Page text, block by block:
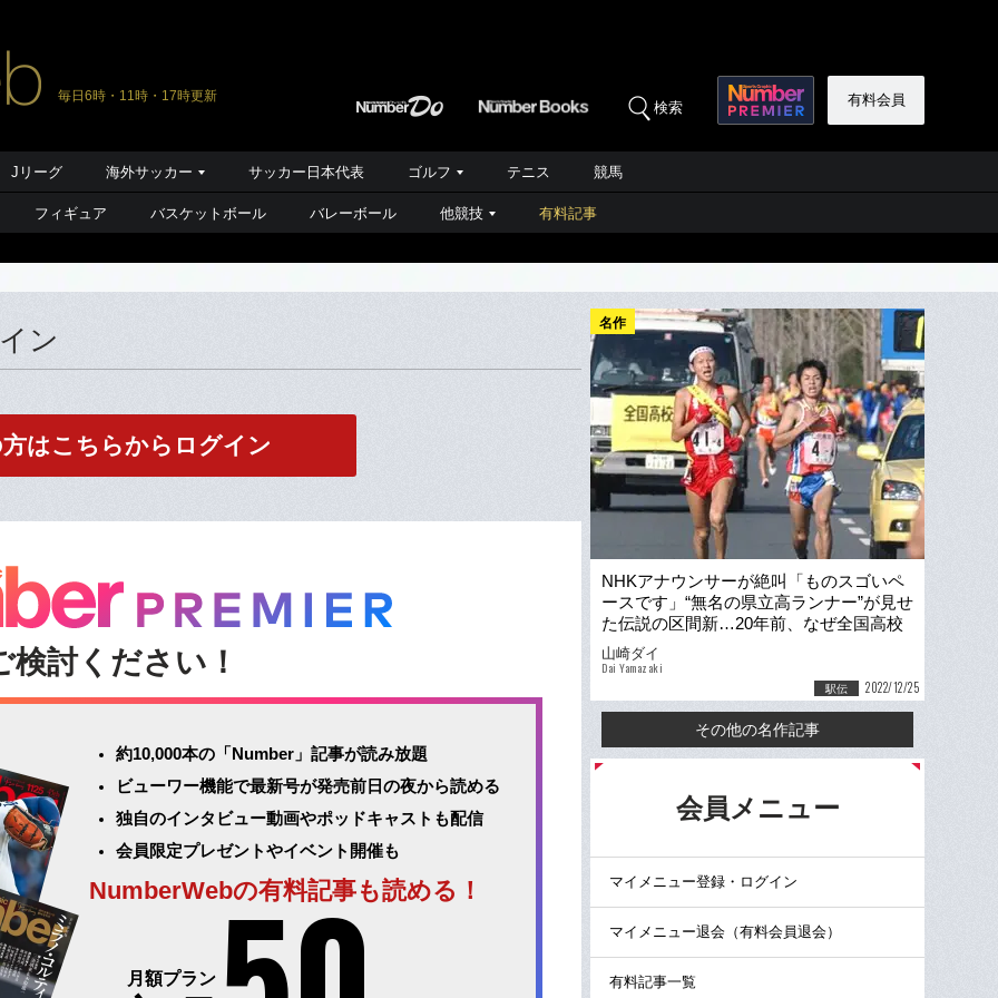
毎日6時・11時・17時更新
検索 有料会員
Jリーグ 海外サッカー サッカー日本代表 ゴルフ テニス 競馬
フィギュア バスケットボール バレーボール 他競技 有料記事
ン
はこちらからログイン
検討ください！
約10,000本の「Number」記事が読み放題
ビューワー機能で最新号が発売前日の夜から読める
独自のインタビュー動画やポッドキャストも配信
会員限定プレゼントやイベント開催も
NumberWebの有料記事も読める！
月額プラン
名作
NHKアナウンサーが絶叫「ものスゴいペ
ースです」“無名の県立高ランナー”が見せ
た伝説の区間新…20年前、なぜ全国高校
駅伝で奇跡を起こせた？
山崎ダイ
Dai Yamazaki
駅伝 2022/12/25
その他の名作記事
会員メニュー
マイメニュー登録・ログイン
マイメニュー退会（有料会員退会）
有料記事一覧